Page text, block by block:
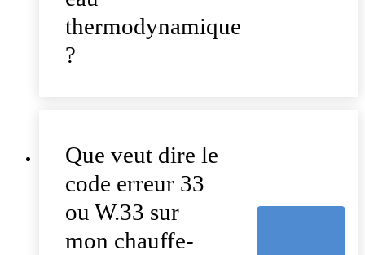
thermodynamique
?
Que veut dire le
code erreur 33
ou W.33 sur
mon chauffe-